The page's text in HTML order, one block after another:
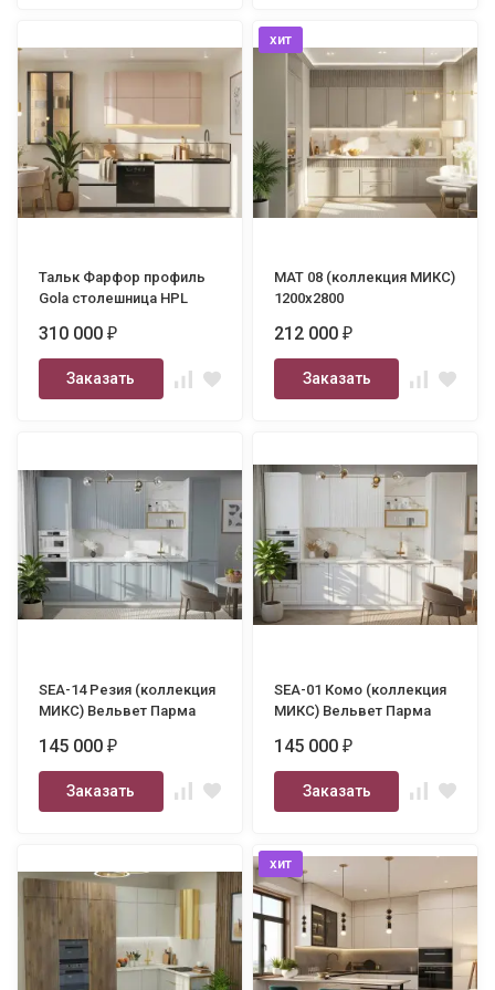
Тальк Фарфор профиль
Gola столешница HPL
310 000₽
Заказать
хит
МАТ 08 (коллекция МИКС)
1200х2800
212 000₽
Заказать
SEA-14 Резия (коллекция
МИКС) Вельвет Парма
145 000₽
Заказать
SEA-01 Комо (коллекция
МИКС) Вельвет Парма
145 000₽
Заказать
хит